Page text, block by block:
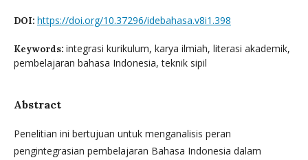
DOI: https://doi.org/10.37296/idebahasa.v8i1.398
Keywords: integrasi kurikulum, karya ilmiah, literasi akademik,
pembelajaran bahasa Indonesia, teknik sipil
Abstract
Penelitian ini bertujuan untuk menganalisis peran
pengintegrasian pembelajaran Bahasa Indonesia dalam